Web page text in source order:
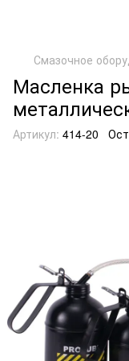
Смазочное
Масленка
Артикул: 414-20